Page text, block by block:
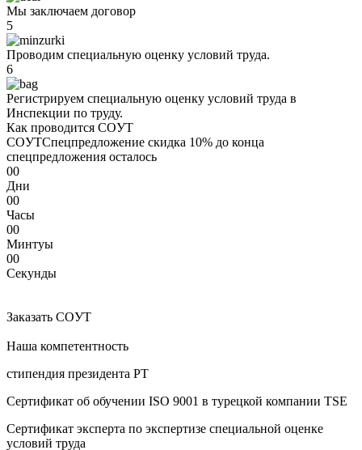
Мы заключаем договор
5
Проводим специальную оценку условий труда.
6
Регистрируем специальную оценку условий труда в
Инспекции по труду.
Как проводится COУТ
COУТСпецпредложение скидка 10% до конца
спецпредложения осталось
00
Дни
00
Часы
00
Минтуы
00
Секунды
Заказать COУТ
Наша компетентность
стипендия президента РТ
Сертификат об oбучeнии ISO 9001 в турецкой компании TSE
Сертификат эксперта по экспертизе специальной оценке
условий труда